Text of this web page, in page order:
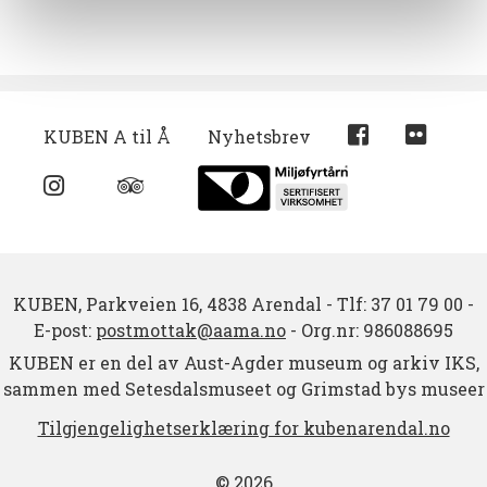
KUBEN A til Å Nyhetsbrev
KUBEN, Parkveien 16, 4838 Arendal - Tlf: 37 01 79 00 -
E-post: postmottak@aama.no - Org.nr: 986088695
KUBEN er en del av Aust-Agder museum og arkiv IKS,
sammen med Setesdalsmuseet og Grimstad bys museer
Tilgjengelighetserklæring for kubenarendal.no